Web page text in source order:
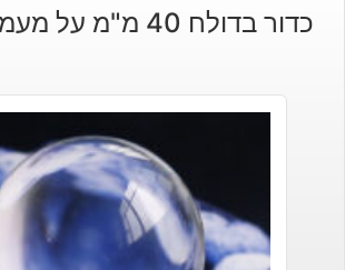
כדור בדולח 40 מ"מ על מעמד עץ מסוגנן